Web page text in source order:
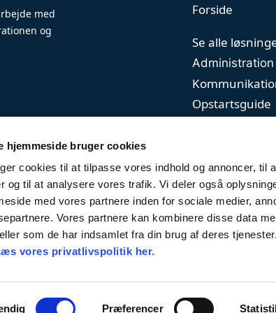
hjemmeside bruger cookies
cookies til at tilpasse vores indhold og annoncer, til
og til at analysere vores trafik. Vi deler også
med vores partnere inden for sociale medier,
Vores partnere kan kombinere disse data
som de har indsamlet fra din brug af deres tjenester.
vores privatlivspolitik her.
Præferencer
med
og
Forside
Se alle
Administration
Opstartsguide